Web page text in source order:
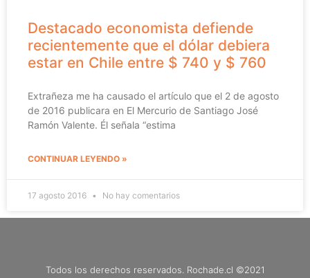
Destacado economista defiende
recientemente que el dólar debiera
estar en Chile entre $ 740 y $ 760
Extrañeza me ha causado el artículo que el 2 de agosto
de 2016 publicara en El Mercurio de Santiago José
Ramón Valente. Él señala “estima
CONTINUAR LEYENDO »
17 agosto 2016 No hay comentarios
Todos los derechos reservados. Rochade.cl ©2021